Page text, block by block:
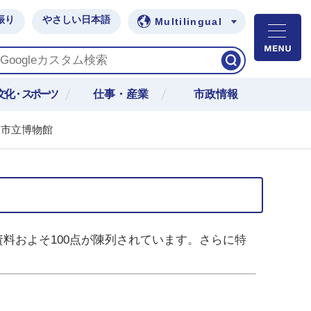
り やさしい日本語 Multilingual
化・スポーツ 仕事・産業 市政情報
立博物館
およそ100点が陳列されています。さらに特